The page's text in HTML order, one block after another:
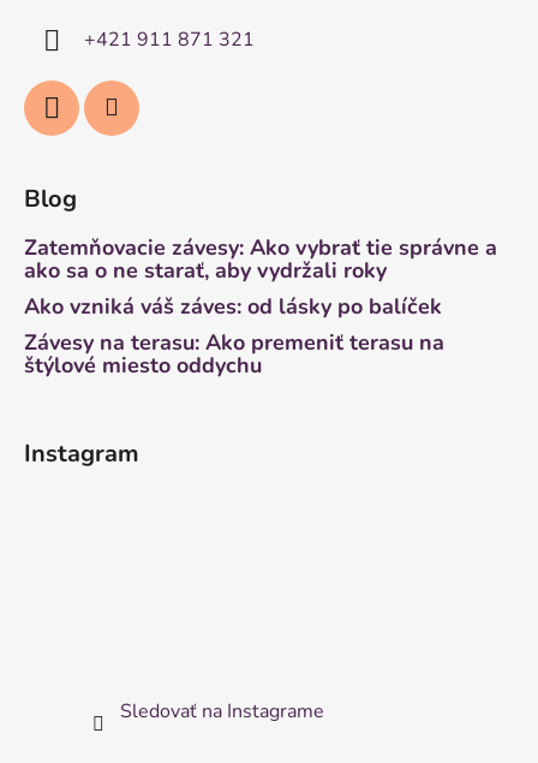
+421 911 871 321
Blog
Zatemňovacie závesy: Ako vybrať tie správne a
ako sa o ne starať, aby vydržali roky
Ako vzniká váš záves: od lásky po balíček
Závesy na terasu: Ako premeniť terasu na
štýlové miesto oddychu
Instagram
Sledovať na Instagrame